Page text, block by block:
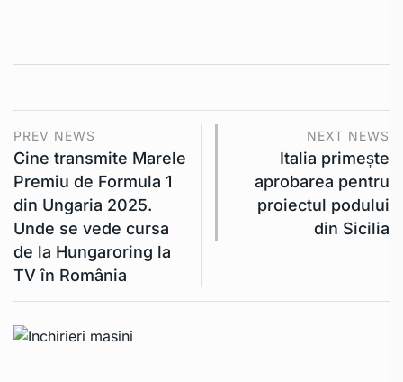
PREV NEWS
Cine transmite Marele
Premiu de Formula 1
din Ungaria 2025.
Unde se vede cursa
de la Hungaroring la
TV în România
NEXT NEWS
Italia primește
aprobarea pentru
proiectul podului
din Sicilia